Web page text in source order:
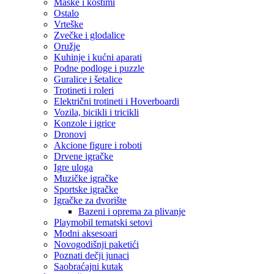
Ostalo
Vrteške
Zvečke i glodalice
Oružje
Kuhinje i kućni aparati
Podne podloge i puzzle
Guralice i šetalice
Trotineti i roleri
Električni trotineti i Hoverboardi
Vozila, bicikli i tricikli
Konzole i igrice
Dronovi
Akcione figure i roboti
Drvene igračke
Igre uloga
Muzičke igračke
Sportske igračke
‎Igračke za dvorište
Bazeni i oprema za plivanje
Playmobil tematski setovi
Modni aksesoari
Novogodišnji paketići
Poznati dečji junaci
Saobraćajni kutak